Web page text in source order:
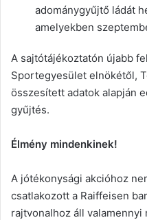
adománygyűjtő ládát
amelyekben
A sajtótájékoztatón újabb
Sportegyesület elnökétől,
összesített adatok alapján
gyűjtés.
Élmény mindenkinek!
A jótékonysági akcióhoz
csatlakozott a Raiffeisen
rajtvonalhoz áll